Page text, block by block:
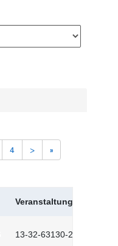
4 > »
Veranstaltungskürzel
13-32-63130-2601